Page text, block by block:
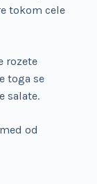
tokom cele
rozete
toga se
salate.
od